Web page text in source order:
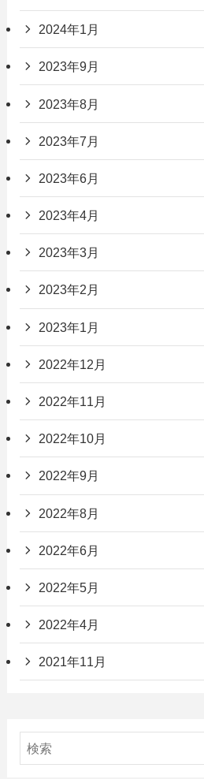
2024年1月
2023年9月
2023年8月
2023年7月
2023年6月
2023年4月
2023年3月
2023年2月
2023年1月
2022年12月
2022年11月
2022年10月
2022年9月
2022年8月
2022年6月
2022年5月
2022年4月
2021年11月